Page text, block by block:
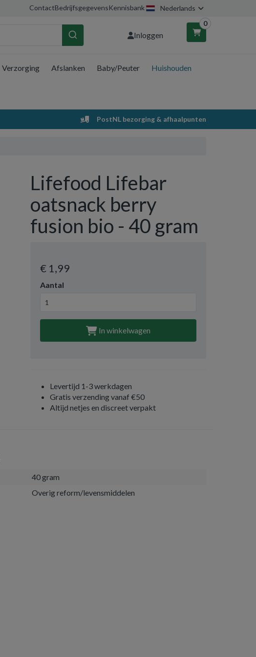
ContactBedrijfsgegevensKennisbank Nederlands
Inloggen
0
Winkelwagen
Uw winkelwagen is leeg.
Vul hem met producten.
Verzorging Afslanken Baby/Peuter Huishouden
PostNL bezorging & afhaalpunten
Lifefood Lifebar
oatsnack berry
fusion bio - 40 gram
€ 1,99
Aantal
In winkelwagen
Levertijd 1-3 werkdagen
Gratis verzending vanaf €50
Altijd netjes en discreet verpakt
40 gram
Overig reform/levensmiddelen